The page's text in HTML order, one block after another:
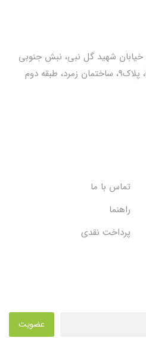
خیابان شهید گل نبی، نبش جنوبی
طبقه دوم
تماس با ما
راهنما
پرداخت نقدی
عضویت